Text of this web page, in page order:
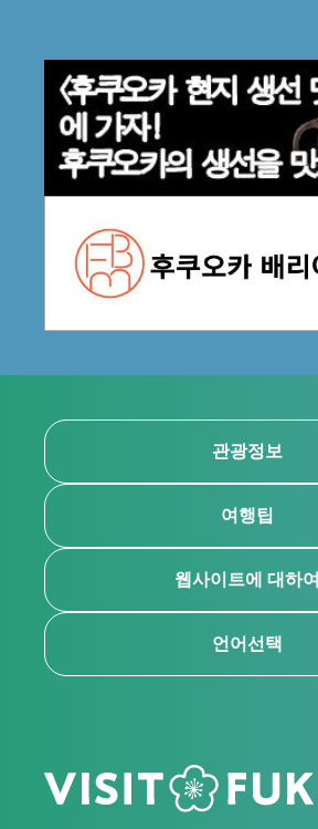
관광정보
여행팁
웹사이트에 대하여
언어선택